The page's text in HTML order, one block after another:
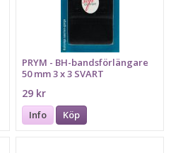
PRYM - BH-bandsförlängare
50 mm 3 x 3 SVART
29 kr
Info Köp